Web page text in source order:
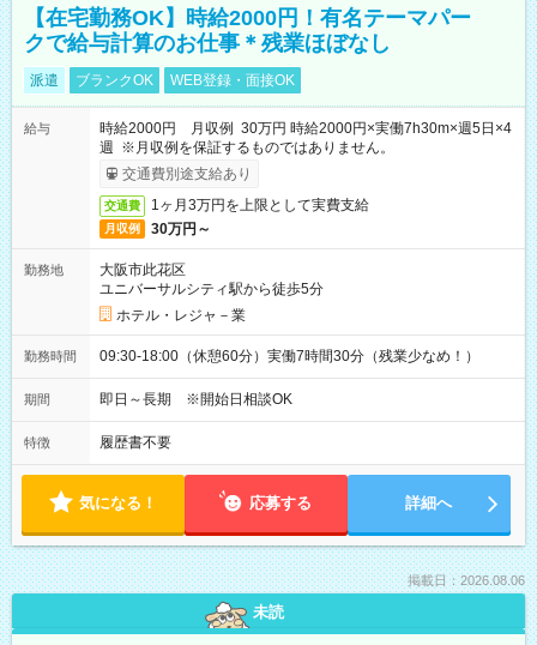
【在宅勤務OK】時給2000円！有名テーマパー
クで給与計算のお仕事＊残業ほぼなし
派遣 ブランクOK WEB登録・面接OK
給与
時給2000円 月収例 30万円 時給2000円×実働7h30m×週5日×4
週 ※月収例を保証するものではありません。
交通費別途支給あり
交通費 1ヶ月3万円を上限として実費支給
月収例 30万円～
勤務地
大阪市此花区
ユニバーサルシティ駅から徒歩5分
ホテル・レジャ－業
勤務時間 09:30-18:00（休憩60分）実働7時間30分（残業少なめ！）
期間 即日～長期 ※開始日相談OK
特徴 履歴書不要
気になる！ 応募する 詳細へ
掲載日：2026.08.06
未読